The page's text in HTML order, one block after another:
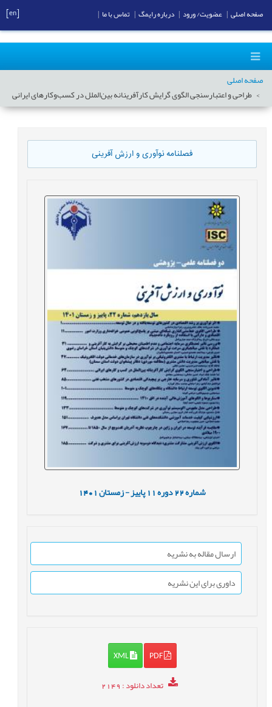
صفحه اصلی
طراحی و اعتبارسنجی الگوی گرایش کارآفرینانه بین‌الملل در کسب‌وکارهای ایرانی
فصلنامه نوآوری و ارزش آفرینی
شماره22 دوره11 پاییز - زمستان1401
ارسال مقاله به نشریه
داوری برای این نشریه
PDF
XML
تعداد دانلود: 2149
صفحه اصلی عضویت/ ورود درباره رایمگ تماس با ما